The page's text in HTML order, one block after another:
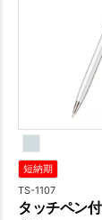
短納期
TS-1107
タッチペン